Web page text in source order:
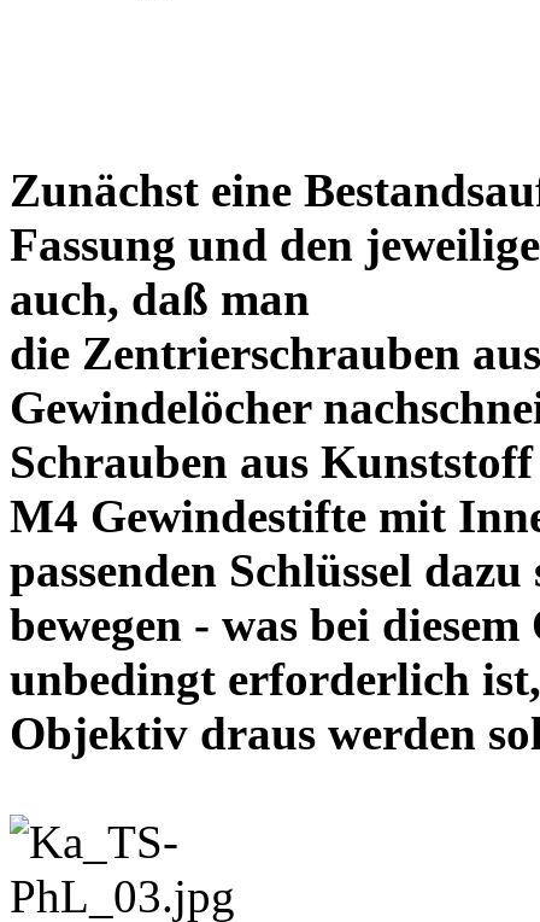
Zunächst eine
Fassung und den
auch, daß man
die Zentrierschrauben
Gewindelöcher
Schrauben aus
M4 Gewindestifte mit
passenden Schlüssel
bewegen - was bei
unbedingt erforderlich
Objektiv draus